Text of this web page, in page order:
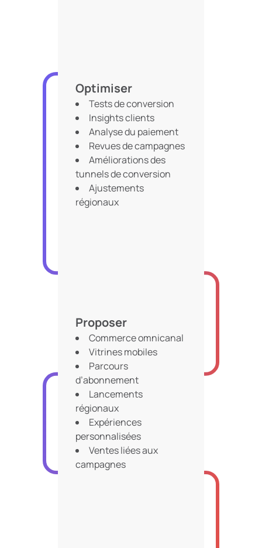
Optimiser
Tests de conversion
Insights clients
Analyse du paiement
Revues de campagnes
Améliorations des
tunnels de conversion
Ajustements
régionaux
Proposer
Commerce omnicanal
Vitrines mobiles
Parcours
d’abonnement
Lancements
régionaux
Expériences
personnalisées
Ventes liées aux
campagnes